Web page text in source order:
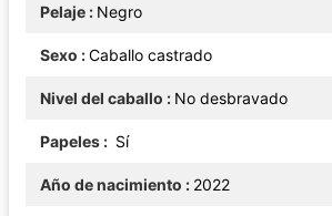
Pelaje Negro
Sexo Caballo castrado
Nivel del caballo No desbravado
Papeles Sí
Año de nacimiento 2022